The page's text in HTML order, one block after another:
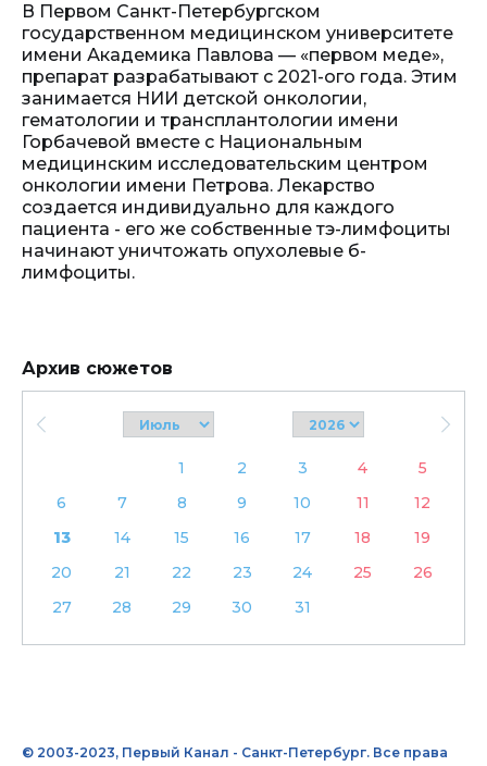
В Первом Санкт-Петербургском
государственном медицинском университете
имени Академика Павлова — «первом меде»,
препарат разрабатывают с 2021-ого года. Этим
занимается НИИ детской онкологии,
гематологии и трансплантологии имени
Горбачевой вместе с Национальным
медицинским исследовательским центром
онкологии имени Петрова. Лекарство
создается индивидуально для каждого
пациента - его же собственные тэ-лимфоциты
начинают уничтожать опухолевые б-
лимфоциты.
Архив сюжетов
1 2 3 4
5
6
7 8 9 10 11
12
13
14 15 16 17 18
19
20
21 22 23 24 25
26
27
28 29 30 31
© 2003-2023, Первый Канал - Санкт-Петербург. Все права